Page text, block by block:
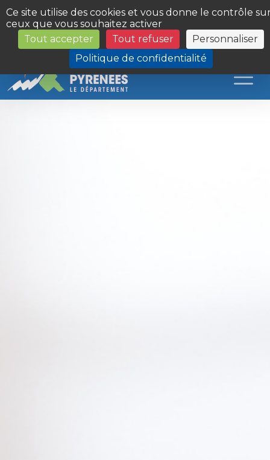
Panneau de gestion des cookies
Ce site utilise des cookies et vous donne le contrôle
ceux que vous souhaitez activer
Tout accepter
Tout refuser
Personnaliser
Politique de confidentialité
Les Sites du Département